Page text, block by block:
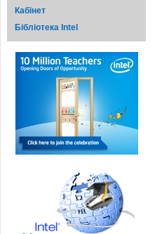
Кабінет
Бібліотека Intel